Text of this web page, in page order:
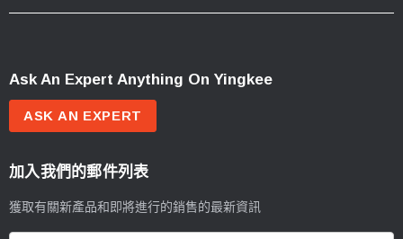
Ask An Expert Anything On Yingkee
ASK AN EXPERT
加入我們的郵件列表
獲取有關新產品和即將進行的銷售的最新資訊